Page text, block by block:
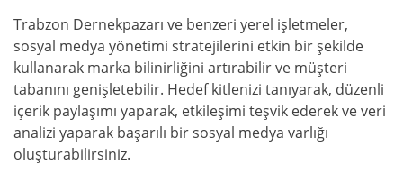
Trabzon Dernekpazarı ve benzeri yerel işletmeler,
sosyal medya yönetimi stratejilerini etkin bir şekilde
kullanarak marka bilinirliğini artırabilir ve müşteri
tabanını genişletebilir. Hedef kitlenizi tanıyarak, düzenli
içerik paylaşımı yaparak, etkileşimi teşvik ederek ve veri
analizi yaparak başarılı bir sosyal medya varlığı
oluşturabilirsiniz.